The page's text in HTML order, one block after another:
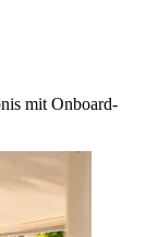
mit Onboard-